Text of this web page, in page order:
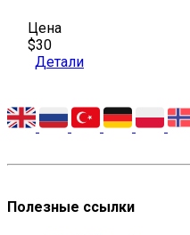
Цена
$30
Детали
Полезные ссылки